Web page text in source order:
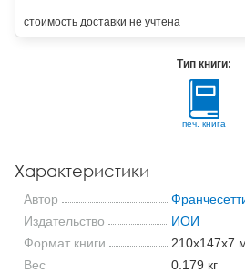
стоимость доставки не учтена
Тип книги:
печ. книга
Характеристики
Автор
Издательство
ИОИ
Формат книги
210x147x7
Вес
0.179 кг